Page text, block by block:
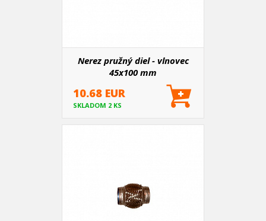
Nerez pružný diel - vlnovec
45x100 mm
10.68 EUR
SKLADOM 2 KS